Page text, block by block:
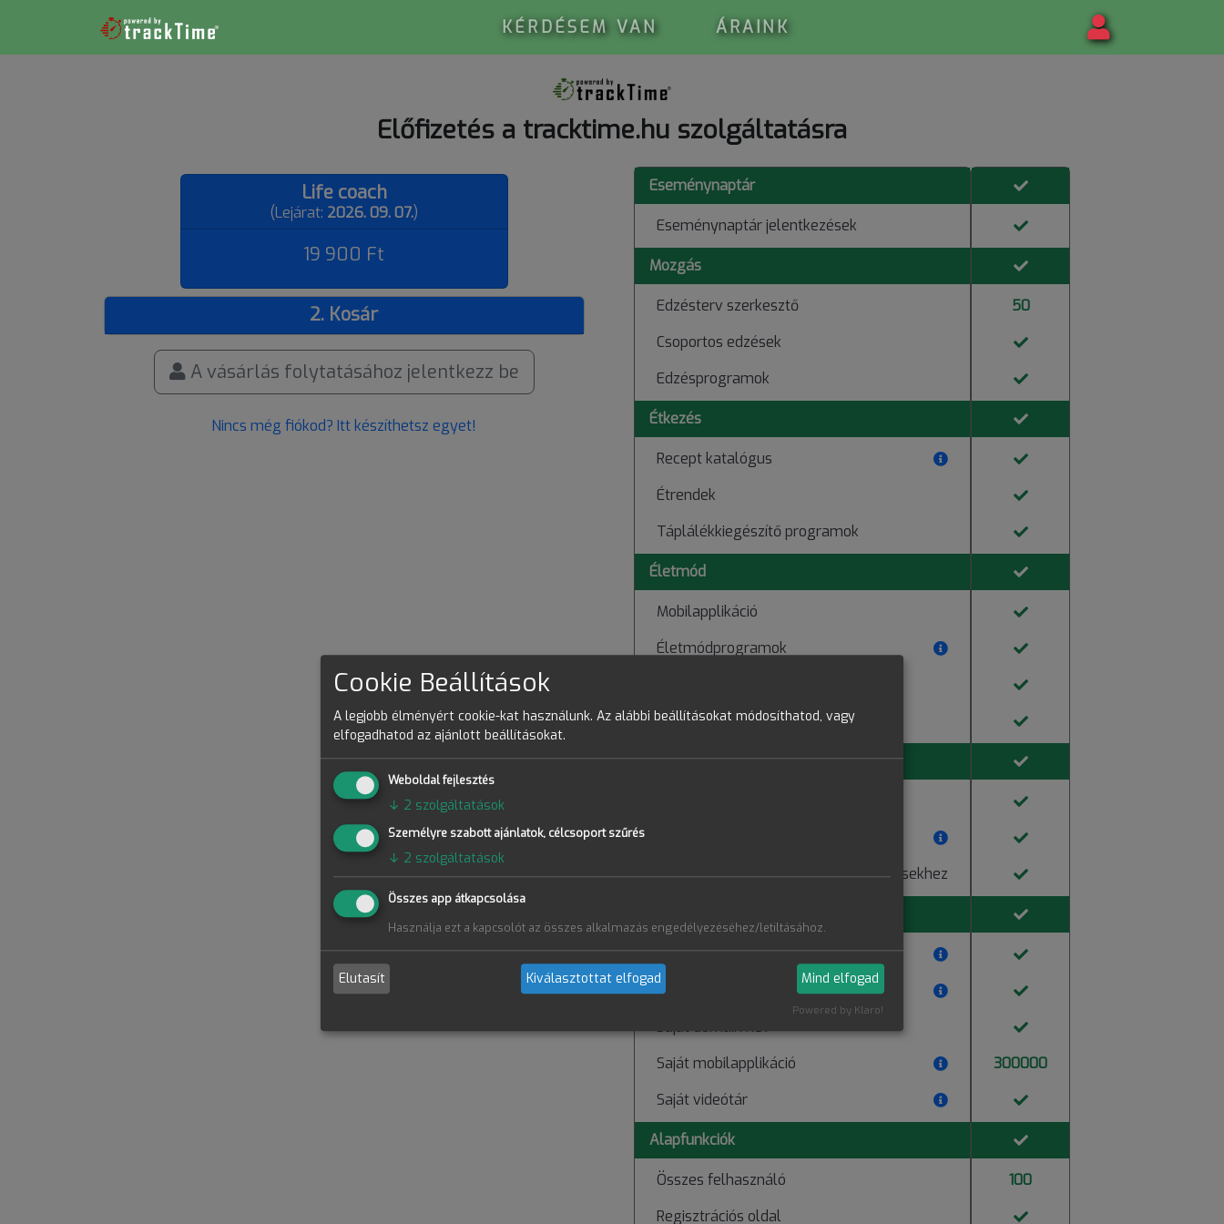
KÉRDÉSEM VAN ÁRAINK
Előfizetés a tracktime.hu szolgáltatásra
Life coach
(Lejárat: 2026. 09. 07.)
19 900 Ft
2. Kosár
A vásárlás folytatásához jelentkezz be
Nincs még fiókod? Itt készíthetsz egyet!
Eseménynaptár
Eseménynaptár jelentkezések
Mozgás
Edzésterv szerkesztő
Csoportos edzések
Edzésprogramok
Étkezés
Recept katalógus
Étrendek
Táplálékkiegészítő programok
Életmód
Mobilapplikáció
Életmódprogramok
Konzultációs napló
Pénzügyek
"Kérdésem van" funkció az érdeklődésekhez
Szerkeszthető weboldal
Testreszabható megjelenés
Saját domain név
Saját mobilapplikáció
Saját videótár
Alapfunkciók
Összes felhasználó
Regisztrációs oldal
50
300000
100
Cookie Beállítások
A legjobb élményért cookie-kat használunk. Az alábbi beállításokat módosíthatod, vagy
elfogadhatod az ajánlott beállításokat.
Weboldal fejlesztés
↓ 2 szolgáltatások
Személyre szabott ajánlatok, célcsoport szűrés
↓ 2 szolgáltatások
Összes app átkapcsolása
Használja ezt a kapcsolót az összes alkalmazás engedélyezéséhez/letiltásához.
Elutasít Kiválasztottat elfogad Mind elfogad
Powered by Klaro!